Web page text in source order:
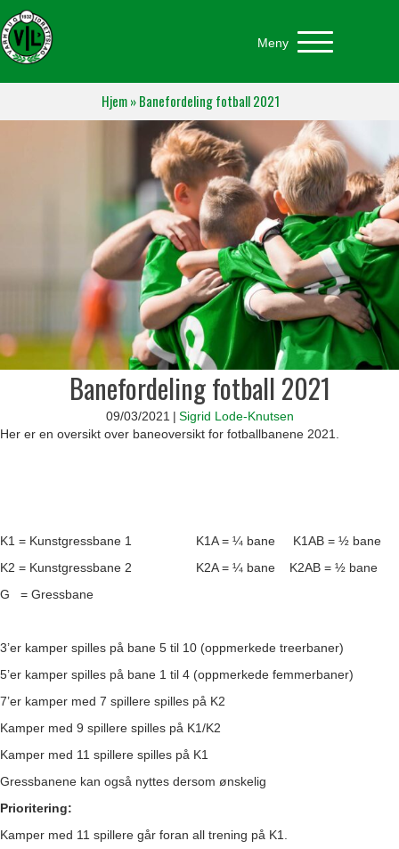
Meny
Hjem»Banefordeling fotball 2021
Banefordeling fotball 2021
09/03/2021 | Sigrid Lode-Knutsen
Her er en oversikt over baneoversikt for fotballbanene 2021.
K1 = Kunstgressbane 1 K1A = ¼ bane K1AB = ½ bane
K2 = Kunstgressbane 2 K2A = ¼ bane K2AB = ½ bane
G = Gressbane
3’er kamper spilles på bane 5 til 10 (oppmerkede treerbaner)
5’er kamper spilles på bane 1 til 4 (oppmerkede femmerbaner)
7’er kamper med 7 spillere spilles på K2
Kamper med 9 spillere spilles på K1/K2
Kamper med 11 spillere spilles på K1
Gressbanene kan også nyttes dersom ønskelig
Prioritering:
Kamper med 11 spillere går foran all trening på K1.